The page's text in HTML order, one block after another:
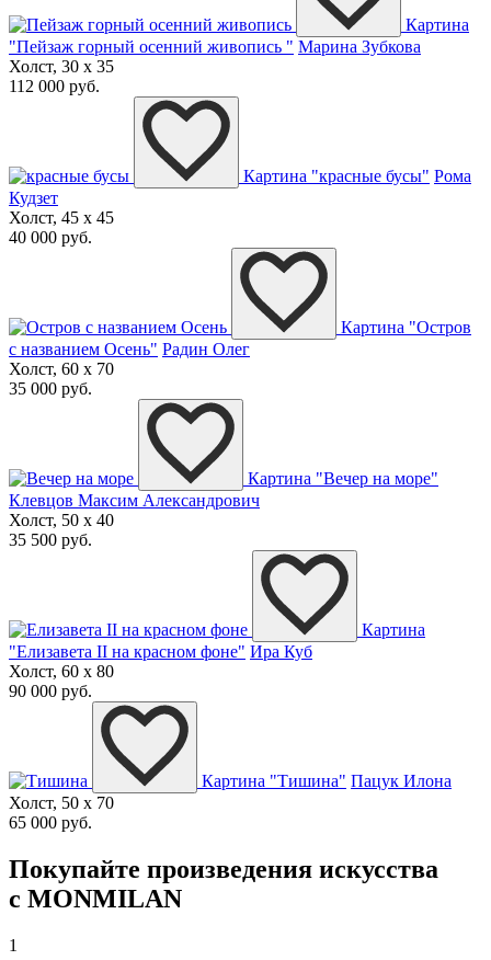
Картина
"Пейзаж горный осенний живопись " Марина Зубкова
Холст, 30 x 35
112 000 руб.
Картина "красные бусы" Рома
Кудзет
Холст, 45 x 45
40 000 руб.
Картина "Остров
с названием Осень" Радин Олег
Холст, 60 x 70
35 000 руб.
Картина "Вечер на море"
Клевцов Максим Александрович
Холст, 50 x 40
35 500 руб.
Картина
"Елизавета II на красном фоне" Ира Куб
Холст, 60 x 80
90 000 руб.
Картина "Тишина" Пацук Илона
Холст, 50 x 70
65 000 руб.
Покупайте произведения искусства
с MONMILAN
1